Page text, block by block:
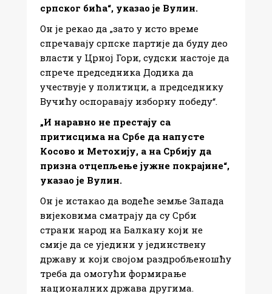
српског бића“, указао је Вулин.
Он је рекао да „зато у исто време
спречавају српске партије да буду део
власти у Црној Гори, судски настоје да
спрече председника Додика да
учествује у политици, а председнику
Вучићу оспоравају изборну победу“.
„И наравно не престају са
притисцима на Србе да напусте
Косово и Метохију, а на Србију да
призна отцепљење јужне покрајине“,
указао је Вулин.
Он је истакао да водеће земље Запада
вијековима сматрају да су Срби
страни народ на Балкану који не
смије да се уједини у јединствену
државу и који својом раздробљеношћу
треба да омогући формирање
националних држава другима.